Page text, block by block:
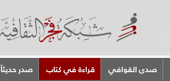
صدى القوافي قراءة في كتاب صدر حديثاً